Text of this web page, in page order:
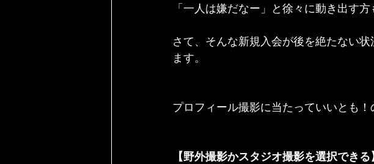
「一人は嫌だなー」と徐々に動き出す方
さて、そんな新規入会が後を絶たない
ます。
プロフィール撮影に当たっていいとも！
【野外撮影かスタジオ撮影を選択できる